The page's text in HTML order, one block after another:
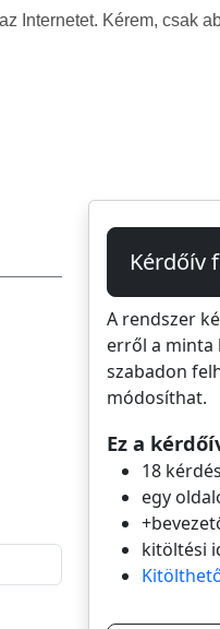
Internetet. Kérem, csak
Kérdőív
A rendszer
erről a minta
szabadon
módosíthat.
Ez a
18
egy
kitöltési